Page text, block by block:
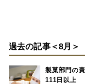
過去の記事＜8月＞
製菓部門の
111日以上